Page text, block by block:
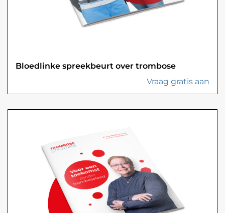
Bloedlinke spreekbeurt over trombose
Vraag gratis aan